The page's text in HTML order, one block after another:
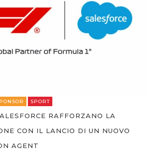
SPORT
RAFFORZANO LA
CON IL LANCIO DI UN NUOVO
AGENT